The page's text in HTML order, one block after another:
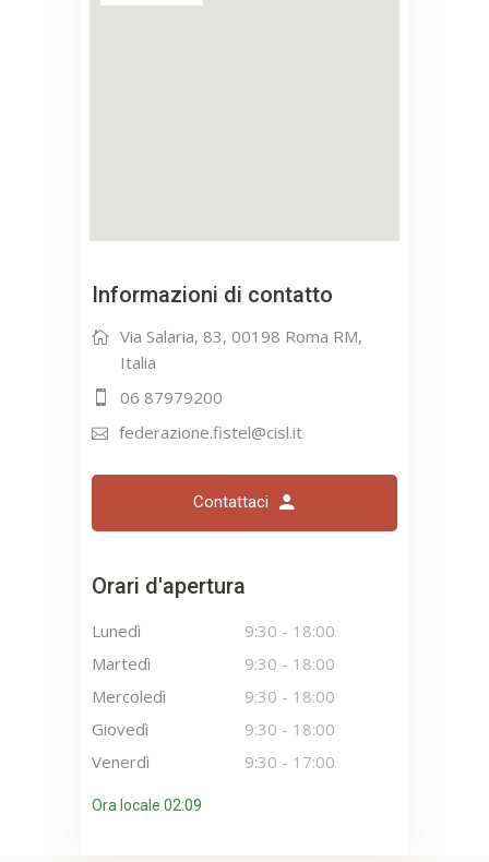
Informazioni di contatto
Via Salaria, 83, 00198 Roma RM,
Italia
06 87979200
federazione.fistel@cisl.it
Contattaci
Orari d'apertura
Lunedì 9:30 - 18:00
Martedì
9:30 - 18:00
Mercoledì
9:30 - 18:00
Giovedì
9:30 - 18:00
Venerdì
9:30 - 17:00
Ora locale 02:09